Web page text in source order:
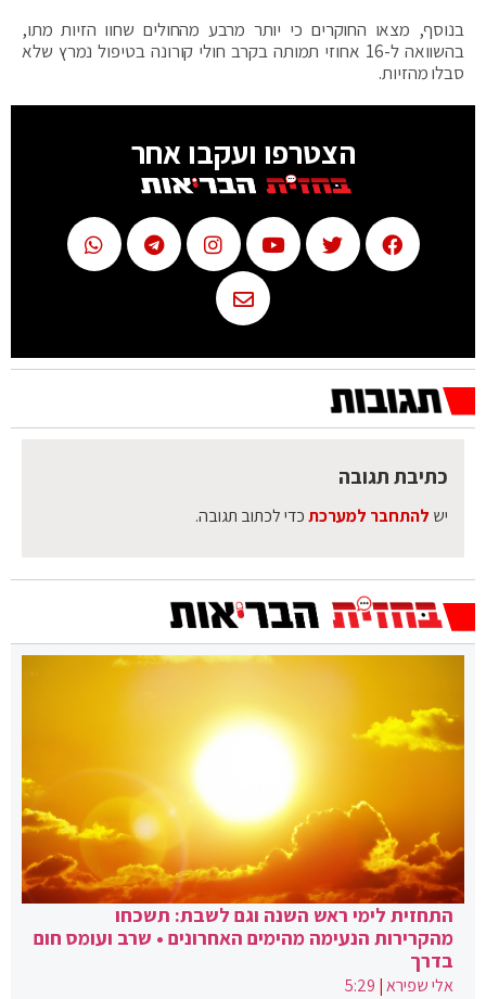
בנוסף, מצאו החוקרים כי יותר מרבע מהחולים שחוו הזיות מתו,
בהשוואה ל-16 אחוזי תמותה בקרב חולי קורונה בטיפול נמרץ שלא
סבלו מהזיות.
הצטרפו ועקבו אחר
כתיבת תגובה
יש להתחבר למערכתכדי לכתוב תגובה.
התחזית לימי ראש השנה וגם לשבת: תשכחו
מהקרירות הנעימה מהימים האחרונים • שרב ועומס חום
בדרך
אלי שפירא|
5:29